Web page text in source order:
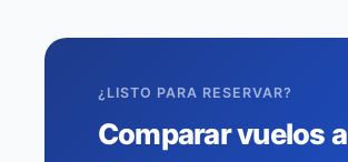
¿LISTO PARA RESERVAR?
Comparar vuelos a